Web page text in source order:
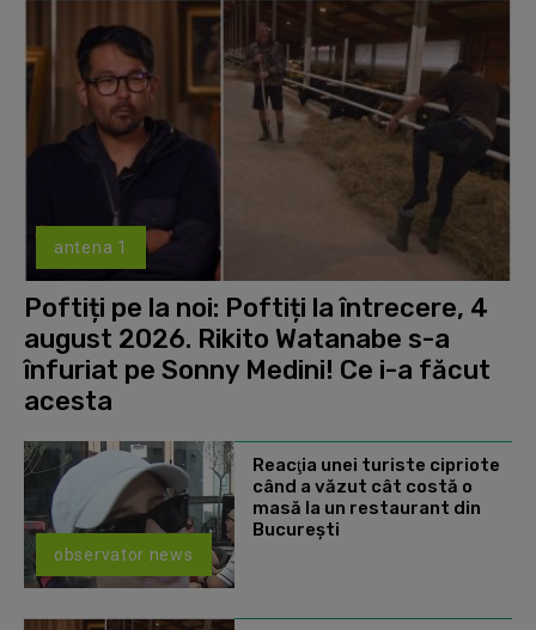
antena 1
Poftiți pe la noi: Poftiți la întrecere, 4
august 2026. Rikito Watanabe s-a
înfuriat pe Sonny Medini! Ce i-a făcut
acesta
observator news
Reacţia unei turiste cipriote
când a văzut cât costă o
masă la un restaurant din
Bucureşti